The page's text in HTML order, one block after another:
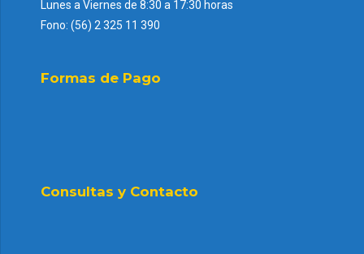
Lunes a Viernes de 8:30 a 17:30 horas
Fono: (56) 2 325 11 390
Formas de Pago
Consultas y Contacto